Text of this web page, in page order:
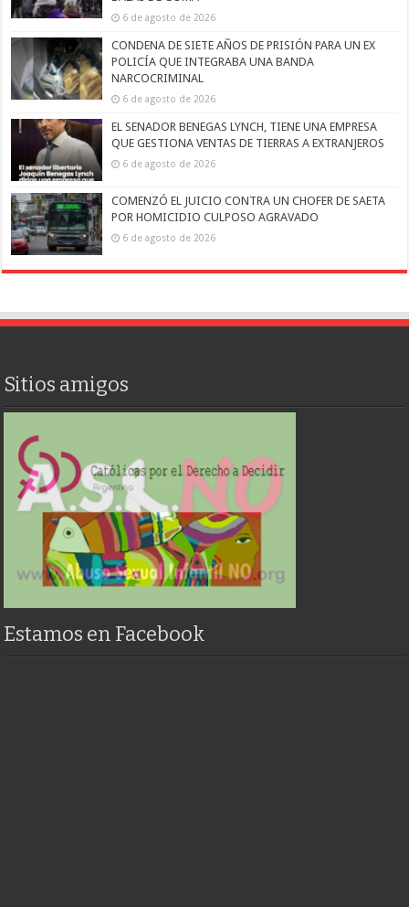
6 de agosto de 2026
CONDENA DE SIETE AÑOS DE PRISIÓN PARA UN EX
POLICÍA QUE INTEGRABA UNA BANDA
NARCOCRIMINAL
6 de agosto de 2026
EL SENADOR BENEGAS LYNCH, TIENE UNA EMPRESA
QUE GESTIONA VENTAS DE TIERRAS A EXTRANJEROS
6 de agosto de 2026
COMENZÓ EL JUICIO CONTRA UN CHOFER DE SAETA
POR HOMICIDIO CULPOSO AGRAVADO
6 de agosto de 2026
Sitios amigos
Estamos en Facebook